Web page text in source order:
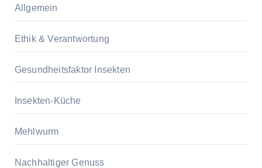
Allgemein
Ethik & Verantwortung
Gesundheitsfaktor Insekten
Insekten-Küche
Mehlwurm
Nachhaltiger Genuss